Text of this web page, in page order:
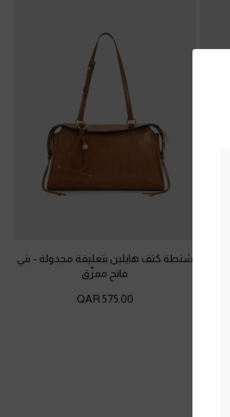
شنطة كتف هايلين بتعليقة مجدولة - بني
فاتح ممزّق
575.00 QAR